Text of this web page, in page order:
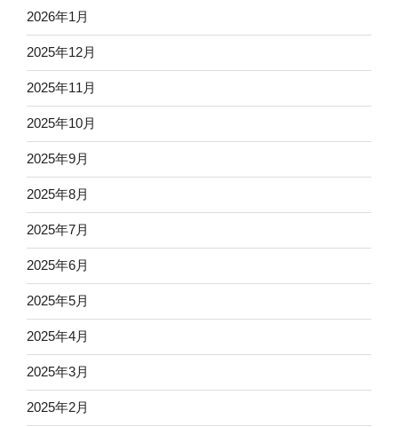
2026年1月
2025年12月
2025年11月
2025年10月
2025年9月
2025年8月
2025年7月
2025年6月
2025年5月
2025年4月
2025年3月
2025年2月